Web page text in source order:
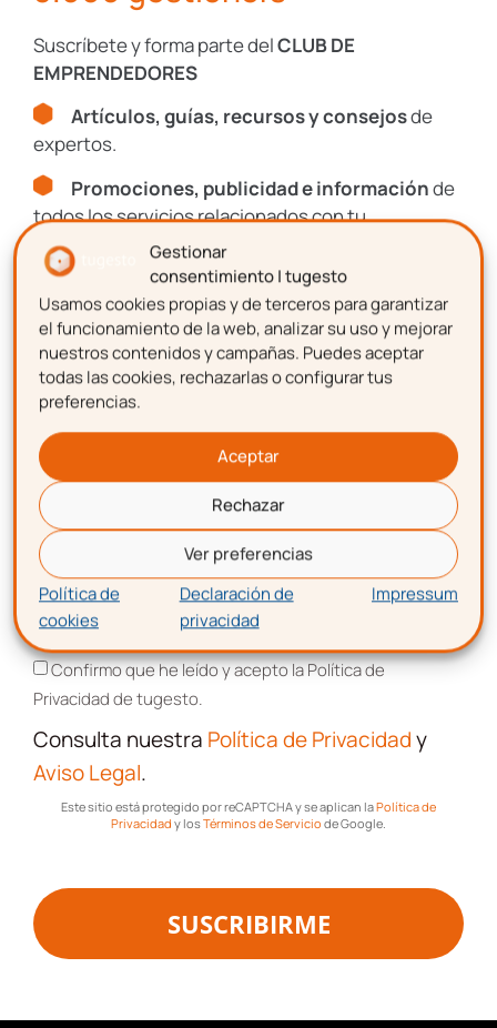
Gestionar
consentimiento | tugesto
Usamos cookies propias y de terceros para garantizar
el funcionamiento de la web, analizar su uso y mejorar
nuestros contenidos y campañas. Puedes aceptar
todas las cookies, rechazarlas o configurar tus
preferencias.
Aceptar
Rechazar
Ver preferencias
Política de
cookies
Declaración de
privacidad
Impressum
expertos.
todos los servicios relacionados con tu
emprendimiento.
Nombre
Apellidos
Correo electrónico
Aceptación de términos y
Confirmo que he leído y acepto la Política de
Privacidad de tugesto.
Consulta nuestraPolítica de Privacidad
yAviso Legal.
Este sitio está protegido por reCAPTCHA y se aplican laPolítica de
Privacidad
Suscríbete y forma parte delCLUB DE
EMPRENDEDORES
Artículos, guías, recursos y consejosde
expertos.
Promociones, publicidad e informaciónde
todos los servicios relacionados con tu
emprendimiento.
Nombre
Apellidos
Correo electrónico
Aceptación de términos y condiciones
Confirmo que he leído y acepto la Política de
Privacidad de tugesto.
Consulta nuestra Política de Privacidady
Aviso Legal.
Este sitio está protegido por reCAPTCHA y se aplican laPolítica de
Privacidad y losTérminos de Servicio de Google.
SUSCRIBIRME